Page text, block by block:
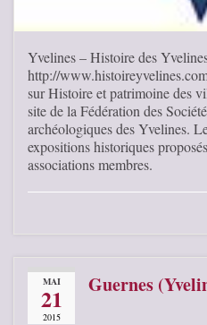
Yvelines – Histoire des
http://
sur Histoire et patrimoine des
site de la Fédération des
archéologiques des Yvelines.
expositions historiques
associations membres.
MAI
21
2015
Guernes